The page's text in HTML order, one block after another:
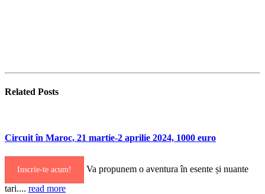
Related Posts
Circuit în Maroc, 21 martie-2 aprilie 2024, 1000 euro
Inscrie-te acum!
Va propunem o aventura în esente și nuante
tari.... read more